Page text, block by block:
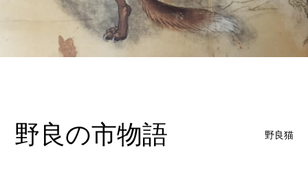
野良の市物語 野良猫